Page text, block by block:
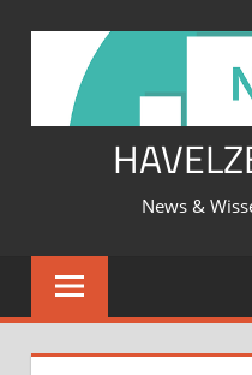
springen
News &